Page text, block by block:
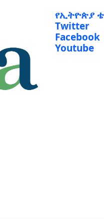
የኢትዮጵያ
Twitter
Facebook
Youtube